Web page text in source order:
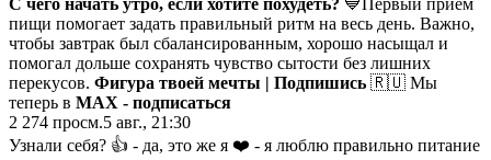
пищи помогает задать правильный ритм на весь день. Важно,
чтобы завтрак был сбалансированным, хорошо насыщал и
помогал дольше сохранять чувство сытости без лишних
перекусов. Фигура твоей мечты | Подпишись 🇷🇺 Мы
теперь в MAX - подписаться
2 274 просм.5 авг., 21:30
Узнали себя? 👍 - да, это же я ❤️ - я люблю правильно питание